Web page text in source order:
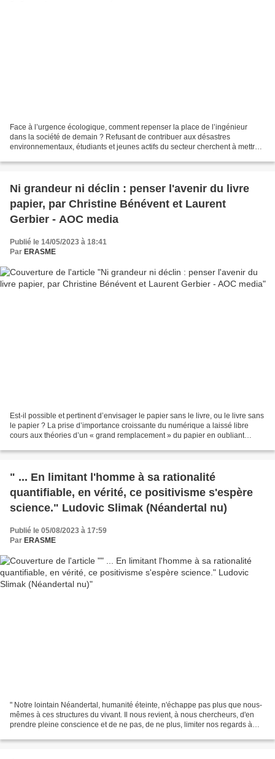
Face à l’urgence écologique, comment repenser la place de l’ingénieur
dans la société de demain ? Refusant de contribuer aux désastres
environnementaux, étudiants et jeunes actifs du secteur cherchent à mettre
Ni grandeur ni déclin : penser l'avenir du livre
papier, par Christine Bénévent et Laurent
Gerbier - AOC media
Publié le 14/05/2023 à 18:41
Par ERASME
Est-il possible et pertinent d’envisager le papier sans le livre, ou le livre sans
le papier ? La prise d’importance croissante du numérique a laissé libre
cours aux théories d’un « grand remplacement » du papier en oubliant
" ... En limitant l'homme à sa rationalité
quantifiable, en vérité, ce positivisme s'espère
science." Ludovic Slimak (Néandertal nu)
Publié le 05/08/2023 à 17:59
Par ERASME
" Notre lointain Néandertal, humanité éteinte, n'échappe pas plus que nous-
mêmes à ces structures du vivant. Il nous revient, à nous chercheurs, d'en
prendre pleine conscience et de ne pas, de ne plus, limiter nos regards à